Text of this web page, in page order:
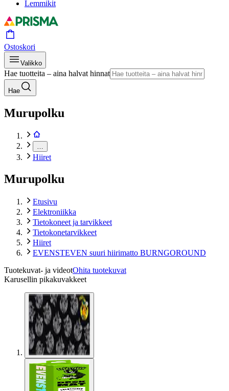
Lemmikit
Ostoskori
Valikko
Hae tuotteita – aina halvat hinnat
Hae
Murupolku
Hiiret
Murupolku
Etusivu
Elektroniikka
Tietokoneet ja tarvikkeet
Tietokonetarvikkeet
Hiiret
EVENSTEVEN suuri hiirimatto BURNGOROUND
Tuotekuvat- ja videotOhita tuotekuvat
Karusellin pikakuvakkeet